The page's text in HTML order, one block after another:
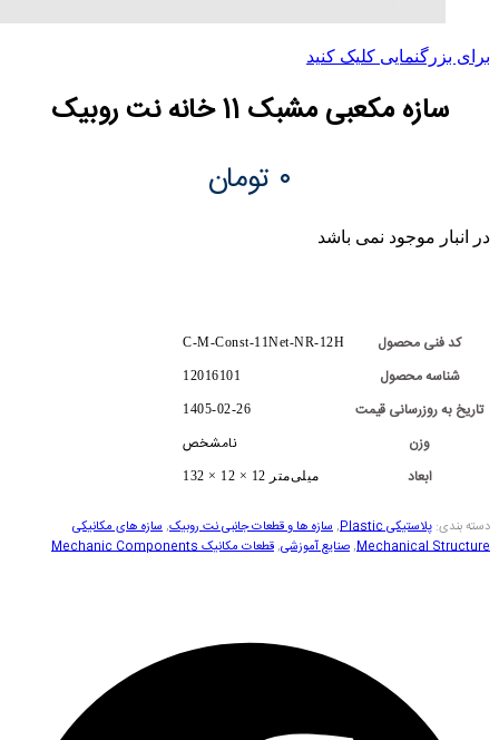
برای بزرگنمایی کلیک کنید
سازه مکعبی مشبک 11 خانه نت روبیک
۰ تومان
در انبار موجود نمی باشد
کد فنی محصول C-M-Const-11Net-NR-12H
شناسه محصول 12016101
تاریخ به روزرسانی قیمت 1405-02-26
وزن
نامشخص
ابعاد
132 × 12 × 12 میلی‌متر
دسته بندی: پلاستیکی Plastic ,سازه ها و قطعات جانبی نت روبیک,سازه های مکانیکی
Mechanical Structure
,صنایع آموزشی,قطعات مکانیک Mechanic Components